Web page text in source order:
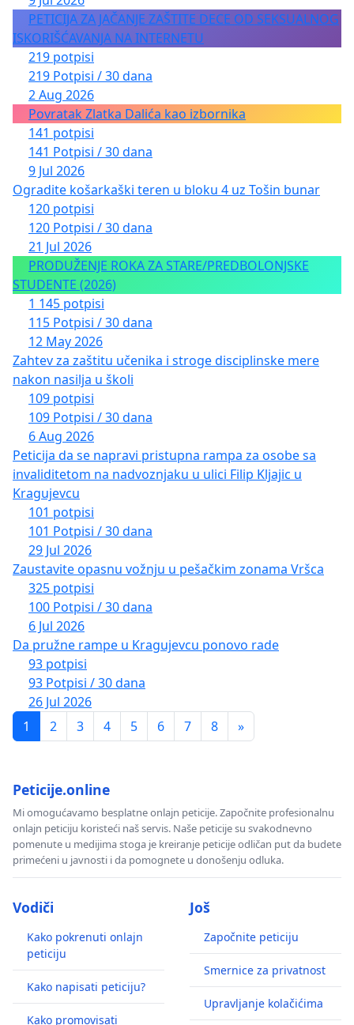
PETICIJA ZA JAČANJE ZAŠTITE DECE OD SEKSUALNOG
ISKORIŠĆAVANJA NA INTERNETU
219 potpisi
219 Potpisi / 30 dana
2 Aug 2026
Povratak Zlatka Dalića kao izbornika
141 potpisi
141 Potpisi / 30 dana
9 Jul 2026
Ogradite košarkaški teren u bloku 4 uz Tošin bunar
120 potpisi
120 Potpisi / 30 dana
21 Jul 2026
PRODUŽENJE ROKA ZA STARE/PREDBOLONJSKE
STUDENTE (2026)
1 145 potpisi
115 Potpisi / 30 dana
12 May 2026
Zahtev za zaštitu učenika i stroge disciplinske mere
nakon nasilja u školi
109 potpisi
109 Potpisi / 30 dana
6 Aug 2026
Peticija da se napravi pristupna rampa za osobe sa
invaliditetom na nadvoznjaku u ulici Filip Kljajic u
Kragujevcu
101 potpisi
101 Potpisi / 30 dana
29 Jul 2026
Zaustavite opasnu vožnju u pešačkim zonama Vršca
325 potpisi
100 Potpisi / 30 dana
6 Jul 2026
Da pružne rampe u Kragujevcu ponovo rade
93 potpisi
93 Potpisi / 30 dana
26 Jul 2026
1
2 3 4 5 6 7 8 »
Peticije.online
Mi omogućavamo besplatne onlajn peticije. Započnite profesionalnu
onlajn peticiju koristeći naš servis. Naše peticije su svakodnevno
pomenute u medijima stoga je kreiranje peticije odličan put da budete
primećeni u javnosti i da pomognete u donošenju odluka.
Vodiči
Kako pokrenuti onlajn
peticiju
Kako napisati peticiju?
Kako promovisati
Još
Započnite peticiju
Smernice za privatnost
Upravljanje kolačićima